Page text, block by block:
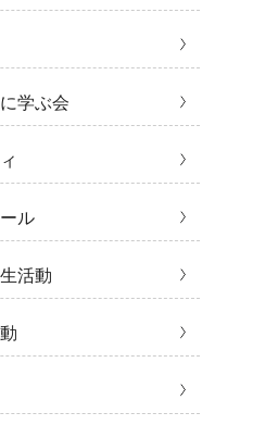
学ぶ会
ル
活動